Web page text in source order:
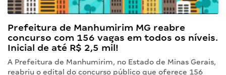
Prefeitura de Manhumirim MG reabre
concurso com 156 vagas em todos os níveis.
Inicial de até R$ 2,5 mil!
A Prefeitura de Manhumirim, no Estado de Minas Gerais,
reabriu o edital do concurso público que oferece 156